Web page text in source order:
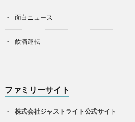
面白ニュース
飲酒運転
ファミリーサイト
株式会社ジャストライト公式サイト